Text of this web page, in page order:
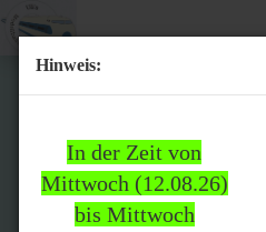
Hinweis:
In der Zeit von
Mittwoch (12.08.26)
bis Mittwoch
Bitte
beachten: